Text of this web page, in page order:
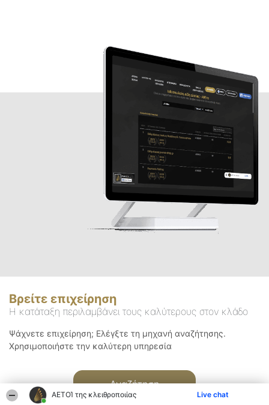
ΑΕΤΟΊ της κλειθροποιίας Live chat
Βρείτε επιχείρηση
Η κατάταξη περιλαμβάνει τους καλύτερους στον κλάδο
Ψάχνετε επιχείρηση; Ελέγξτε τη μηχανή αναζήτησης.
Χρησιμοποιήστε την καλύτερη υπηρεσία
Αναζήτηση